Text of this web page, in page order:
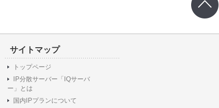
サイトマップ
トップページ
IP分散サーバー「IQサーバ
ー」とは
国内IPプランについて